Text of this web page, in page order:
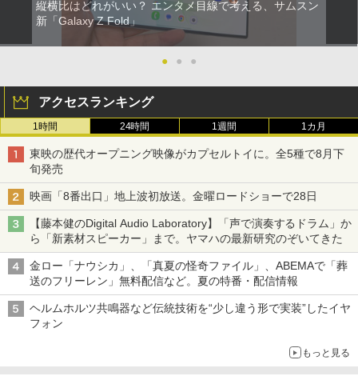
縦横比はどれがいい？ エンタメ目線で考える、サムスン
新「Galaxy Z Fold」
● ● ●
アクセスランキング
1時間 24時間 1週間 1カ月
東映の歴代オープニング映像がカプセルトイに。全5種で8月下
旬発売
映画「8番出口」地上波初放送。金曜ロードショーで28日
【藤本健のDigital Audio Laboratory】「声で演奏するドラム」か
ら「新素材スピーカー」まで。ヤマハの最新研究のぞいてきた
金ロー「ナウシカ」、「真夏の怪奇ファイル」、ABEMAで「葬
送のフリーレン」無料配信など。夏の特番・配信情報
ヘルムホルツ共鳴器など伝統技術を“少し違う形で実装”したイヤ
フォン
もっと見る